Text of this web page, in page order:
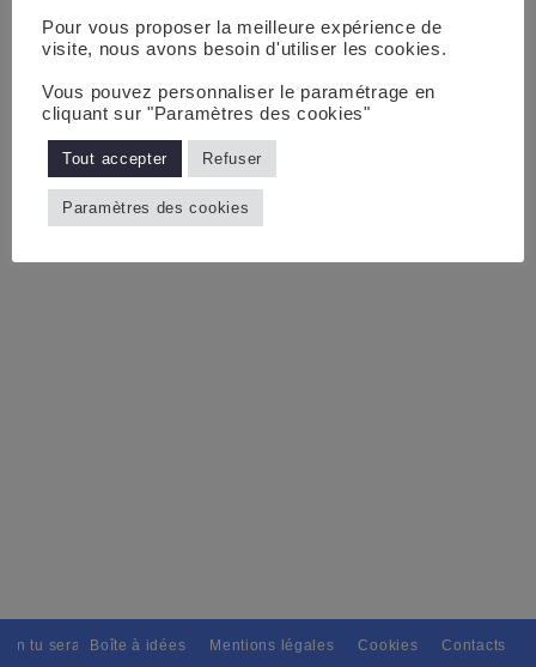
OLYMPUS DIGITAL CAMERA
tu seras, Pour tous avec discernement. // L'amitié tu
Boîte à idées Mentions légales Cookies Contacts
Pour vous proposer la meilleure expérience de
visite, nous avons besoin d'utiliser les cookies.
Vous pouvez personnaliser le paramétrage en
cliquant sur "Paramètres des cookies"
Tout accepter Refuser
Paramètres des cookies